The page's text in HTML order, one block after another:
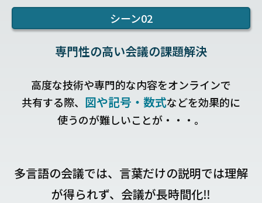
シーン02
専門性の高い会議の課題解決
高度な技術や専門的な内容をオンラインで
共有する際、 図や記号・数式などを効果的に
使うのが難しいことが・・・。
多言語の会議では、言葉だけの説明では理解
が得られず、会議が長時間化‼